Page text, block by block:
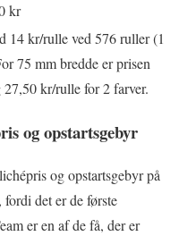
kr
14 kr/rulle ved 576 ruller (1
75 mm bredde er prisen
kr/rulle for 2 farver.
og opstartsgebyr
og opstartsgebyr på
det er de første
er en af de få, der er